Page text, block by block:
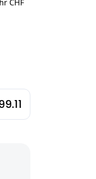
CHF